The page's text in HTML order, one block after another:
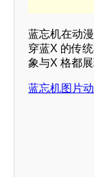
蓝忘机在动
穿蓝X 的传
象与X 格都
蓝忘机图片